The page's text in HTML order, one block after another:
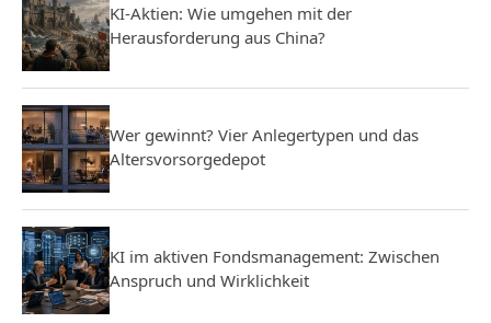
KI-Aktien: Wie umgehen mit der
Herausforderung aus China?
Wer gewinnt? Vier Anlegertypen und das
Altersvorsorgedepot
KI im aktiven Fondsmanagement: Zwischen
Anspruch und Wirklichkeit